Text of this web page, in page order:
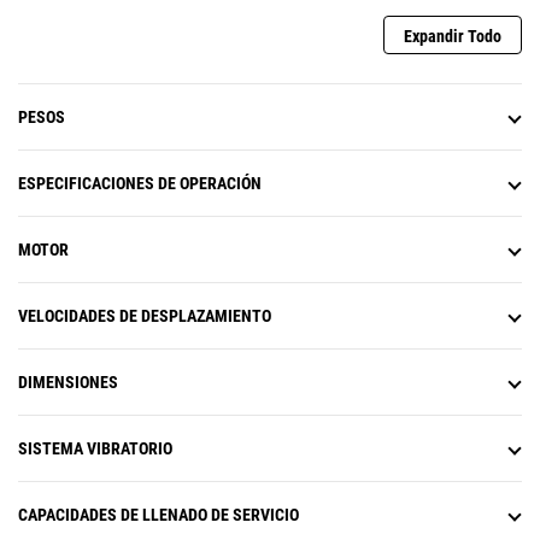
indicadores verdes garantizan que
la velocidad de desplazamiento
coincida con la distancia de
Expandir Todo
PESOS
ESPECIFICACIONES DE OPERACIÓN
MOTOR
VELOCIDADES DE DESPLAZAMIENTO
DIMENSIONES
SISTEMA VIBRATORIO
CAPACIDADES DE LLENADO DE SERVICIO